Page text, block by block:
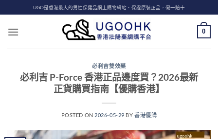
to
content
UGO是香港最大的男性保健品網上購物網站、保證原裝正品，假一賠十
0
必利吉雙效藥
必利吉 P-Force 香港正品邊度買？2026最新
正貨購買指南【優購香港】
POSTED ON 2026-05-29 BY香港優購